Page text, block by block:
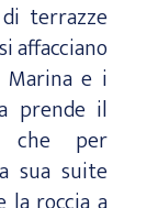
terrazze
affacciano
Marina e i
prende il
che per
sua suite